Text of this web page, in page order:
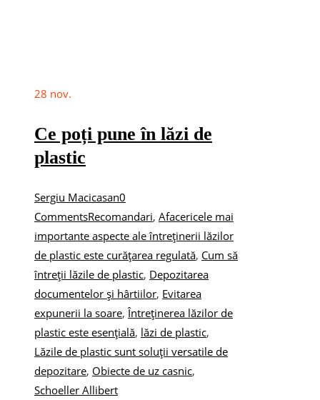
28 nov.
Ce poți pune în lăzi de
plastic
Sergiu Macicasan0
CommentsRecomandari, Afacericele mai
importante aspecte ale întreținerii lăzilor
de plastic este curățarea regulată, Cum să
întreții lăzile de plastic, Depozitarea
documentelor și hârtiilor, Evitarea
expunerii la soare,Întreținerea lăzilor de
plastic este esențială, lăzi de plastic,
Lăzile de plastic sunt soluții versatile de
depozitare, Obiecte de uz casnic,
Schoeller Allibert